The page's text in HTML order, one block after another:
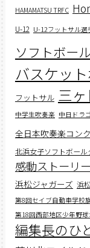
HAMAMATSU TRFC
U-12 U-12フットサル選
ソフトボー
バスケッ
フットサル 三
中学生吹奏楽 中日ドラ
全日本吹奏楽コン
北浜女子ソフトボール
感動ストーリー
浜松ジャガーズ 浜
第8回セイブ自動車学校
第18回西部地区少年野
編集長のひ